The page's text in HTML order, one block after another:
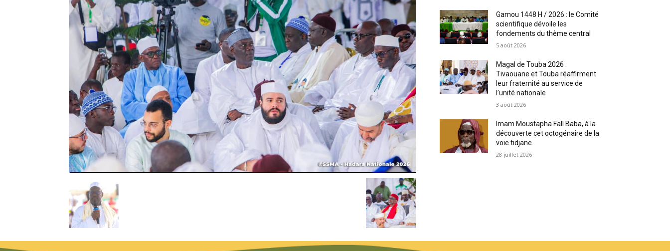
Gamou 1448 H / 2026 : le Comité
scientifique dévoile les
fondements du thème central
5 août 2026
Magal de Touba 2026 :
Tivaouane et Touba réaffirment
leur fraternité au service de
l’unité nationale
3 août 2026
Imam Moustapha Fall Baba, à la
découverte cet octogénaire de la
voie tidjane.
28 juillet 2026